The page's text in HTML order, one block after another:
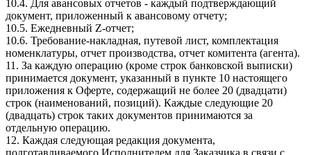
10.4. Для авансовых отчетов - каждый подтверждающий
документ, приложенный к авансовому отчету;
10.5. Ежедневный Z-отчет;
10.6. Требование-накладная, путевой лист, комплектация
номенклатуры, отчет производства, отчет комитента (агента).
11. За каждую операцию (кроме строк банковской выписки)
принимается документ, указанный в пункте 10 настоящего
приложения к Оферте, содержащий не более 20 (двадцати)
строк (наименований, позиций). Каждые следующие 20
(двадцать) строк таких документов принимаются за
отдельную операцию.
12. Каждая следующая редакция документа,
подготавливаемого Исполнителем для Заказчика в связи с